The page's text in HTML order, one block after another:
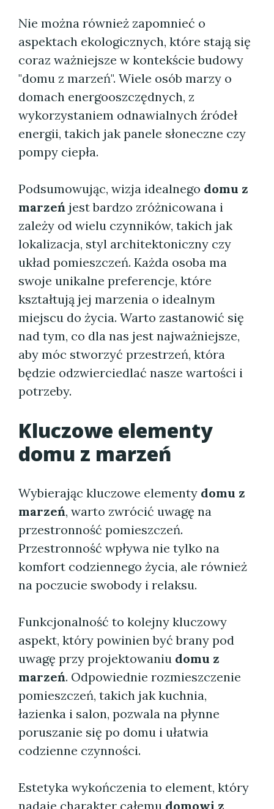
Nie można również zapomnieć o
aspektach ekologicznych, które stają się
coraz ważniejsze w kontekście budowy
"domu z marzeń". Wiele osób marzy o
domach energooszczędnych, z
wykorzystaniem odnawialnych źródeł
energii, takich jak panele słoneczne czy
pompy ciepła.
Podsumowując, wizja idealnego domu z
marzeń jest bardzo zróżnicowana i
zależy od wielu czynników, takich jak
lokalizacja, styl architektoniczny czy
układ pomieszczeń. Każda osoba ma
swoje unikalne preferencje, które
kształtują jej marzenia o idealnym
miejscu do życia. Warto zastanowić się
nad tym, co dla nas jest najważniejsze,
aby móc stworzyć przestrzeń, która
będzie odzwierciedlać nasze wartości i
potrzeby.
Kluczowe elementy
domu z marzeń
Wybierając kluczowe elementy domu z
marzeń, warto zwrócić uwagę na
przestronność pomieszczeń.
Przestronność wpływa nie tylko na
komfort codziennego życia, ale również
na poczucie swobody i relaksu.
Funkcjonalność to kolejny kluczowy
aspekt, który powinien być brany pod
uwagę przy projektowaniu domu z
marzeń. Odpowiednie rozmieszczenie
pomieszczeń, takich jak kuchnia,
łazienka i salon, pozwala na płynne
poruszanie się po domu i ułatwia
codzienne czynności.
Estetyka wykończenia to element, który
nadaje charakter całemu domowi z